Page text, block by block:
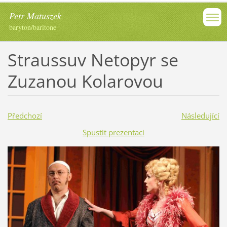
Petr Matuszek
baryton/baritone
Straussuv Netopyr se
Zuzanou Kolarovou
Předchozí
Následující
Spustit prezentaci